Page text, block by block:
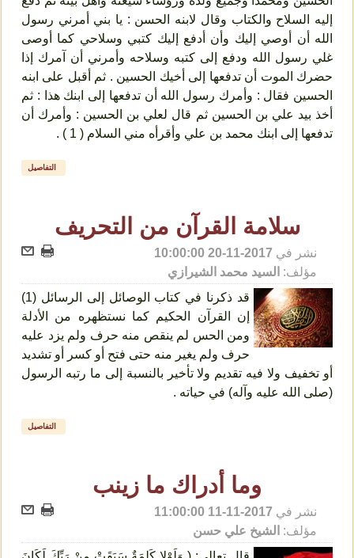
إليه السلاح والكتاب وقال لابنه الحسن : يا بني أمرني رسول
الله أن أوصي إليك وأن أدفع إليك كتبي وسلاحي كما أوصى
غلي رسول الله ودفع إلى كتبه وسلاحه وأمرني أن آمرك إذا
حضرك الموت أن تدفعها إلى أخيك الحسين . ثم أقبل على ابنه
الحسين فقال : وأمرك رسول الله أن تدفعها إلى ابنك هذا : ثم
أخذ بيد علي بن الحسين ثم قال لعلي بن الحسين : وأمرك أن
تدفعها إلى ابنك محمد بن علي وأقرأه مني السلام ( 1 ) .
التفاصيل
سلامة القرآن من التحريف
نشر في 2017-11-20 10:00:00
مؤلف: السيد محمد الشيرازي
قد ذكرنا في كتاب الوصائل إلى الرسائل (1)
إن القرآن الحكيم كما نستظهره من الأدلة
ومن الحس لم ينقص منه حرف ولم يزد عليه
حرف ولم يغير منه حتى فتح أو كسر أو تشديد
أو تخفيف ولا فيه تقديم ولا تأخير بالنسبة إلى ما رتبه الرسول
(صلى الله عليه وآله) في حياته .
التفاصيل
وما أدراك ما زينب
نشر في 2017-11-11 11:00:00
مؤلف: الشيخ علي حسن